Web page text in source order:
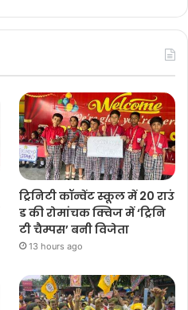
ट्रिनिटी कॉन्वेंट स्कूल में 20 राउं
ड की रोमांचक क्विज में ‘ट्रिनि
टी चैम्पस’ बनी विजेता
13 hours ago